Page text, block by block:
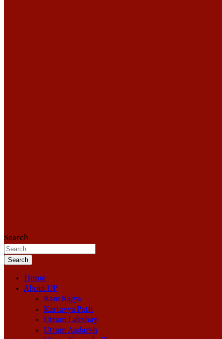
Search
Search
Home
About UP
Ram Rajya
Kartavya Path
Uttam Lakshay
Uttam Aadarsh